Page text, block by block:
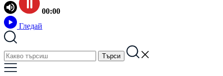
00:00
Гледай